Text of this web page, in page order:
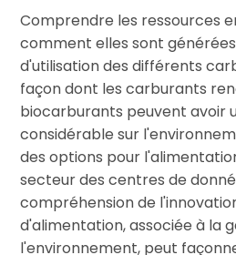
Comprendre les ressources
comment elles sont
d'utilisation des différents
façon dont les carburants
biocarburants peuvent avoir
considérable sur
des options pour
secteur des centres de
compréhension de
d'alimentation, associée à la
l'environnement, peut